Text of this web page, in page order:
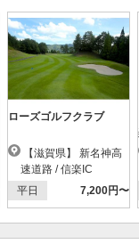
ローズゴルフクラブ
速道路 / 信楽IC
平日
7,200円〜